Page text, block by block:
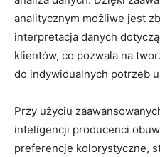
analitycznym ⁤możliwe⁣ jest
interpretacja ⁢danych
klientów, co pozwala na
do indywidualnych potrzeb
Przy użyciu⁢
inteligencji producenci
preferencje ⁣kolorystyczne,